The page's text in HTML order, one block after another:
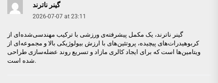
گینر ناترند
2026-07-07 at 23:11
گینر ناترند ، یک مکمل پیشرفته‌ی ورزشی با ترکیب مهندسی‌شده‌ای از
کربوهیدرات‌های پیچیده، پروتئین‌های با ارزش بیولوژیکی بالا و مجموعه‌ای از
ویتامین‌ها است که برای ایجاد کالری مازاد و تسریع روند عضله‌سازی طراحی
شده است.